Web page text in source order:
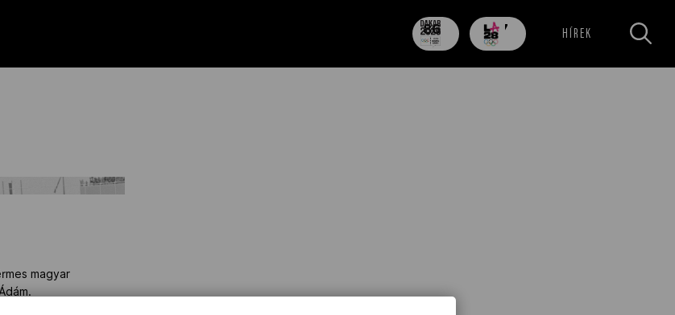
86
nap
707
nap HÍREK
magyar